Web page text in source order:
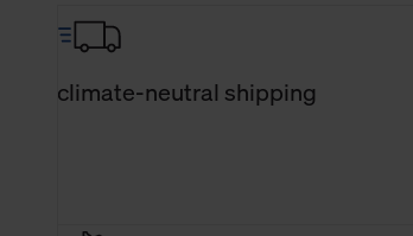
climate-neutral shipping